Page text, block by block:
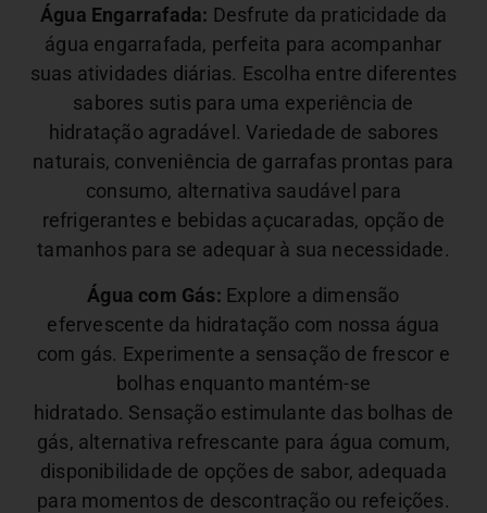
Água Engarrafada: Desfrute da praticidade da
água engarrafada, perfeita para acompanhar
suas atividades diárias. Escolha entre diferentes
sabores sutis para uma experiência de
hidratação agradável.Variedade de sabores
naturais, conveniência de garrafas prontas para
consumo, alternativa saudável para
refrigerantes e bebidas açucaradas, opção de
tamanhos para se adequar à sua necessidade.
Água com Gás: Explore a dimensão
efervescente da hidratação com nossa água
com gás. Experimente a sensação de frescor e
bolhas enquanto mantém-se
hidratado. Sensação estimulante das bolhas de
gás, alternativa refrescante para água comum,
disponibilidade de opções de sabor, adequada
para momentos de descontração ou refeições.